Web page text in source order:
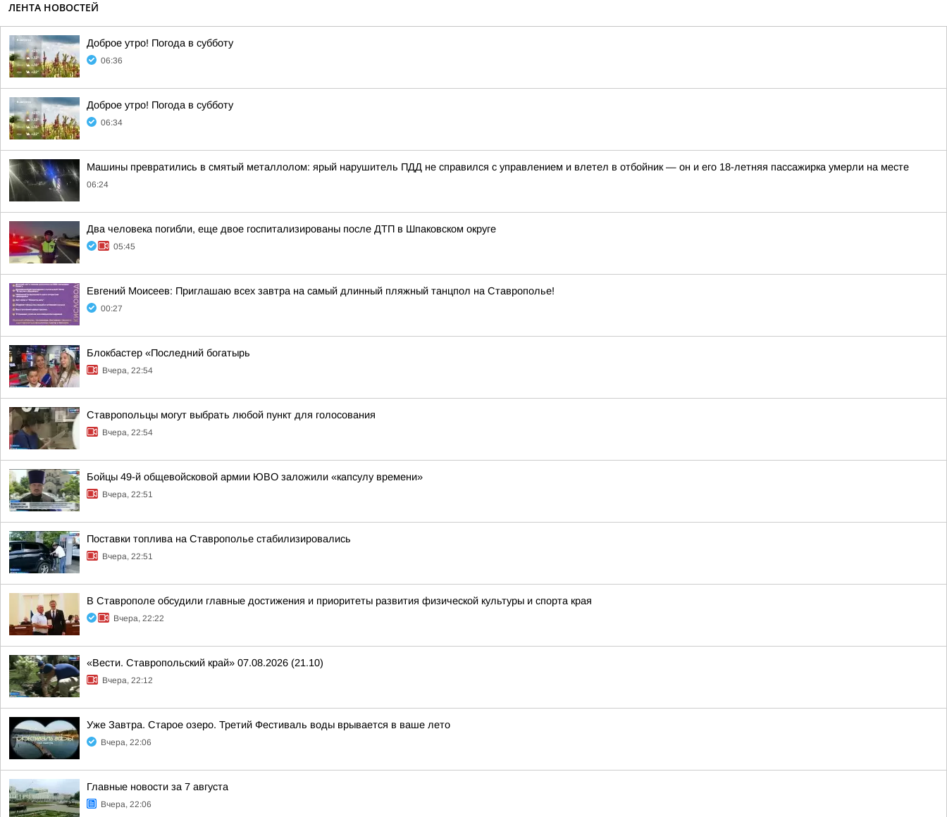
ЛЕНТА НОВОСТЕЙ
Доброе утро! Погода в субботу
06:36
Доброе утро! Погода в субботу
06:34
Машины превратились в смятый металлолом: ярый нарушитель ПДД не справился с управлением и влетел в отбойник — он и его 18-летняя пассажирка умерли на месте
06:24
Два человека погибли, еще двое госпитализированы после ДТП в Шпаковском округе
05:45
Евгений Моисеев: Приглашаю всех завтра на самый длинный пляжный танцпол на Ставрополье!
00:27
Блокбастер «Последний богатырь
Вчера, 22:54
Ставропольцы могут выбрать любой пункт для голосования
Вчера, 22:54
Бойцы 49-й общевойсковой армии ЮВО заложили «капсулу времени»
Вчера, 22:51
Поставки топлива на Ставрополье стабилизировались
Вчера, 22:51
В Ставрополе обсудили главные достижения и приоритеты развития физической культуры и спорта края
Вчера, 22:22
«Вести. Ставропольский край» 07.08.2026 (21.10)
Вчера, 22:12
Уже Завтра. Старое озеро. Третий Фестиваль воды врывается в ваше лето
Вчера, 22:06
Главные новости за 7 августа
Вчера, 22:06